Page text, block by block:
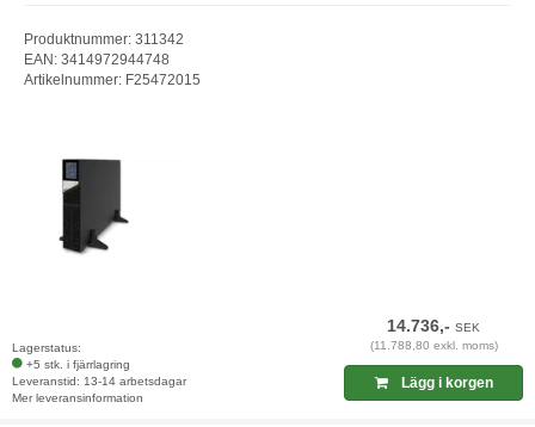
Produktnummer: 311342
EAN: 3414972944748
Artikelnummer: F25472015
Lagerstatus:
+5 stk. i fjärrlagring
Leveranstid: 13-14 arbetsdagar
Mer leveransinformation
14.736,-SEK
(11.788,80 exkl. moms)
Lägg i korgen